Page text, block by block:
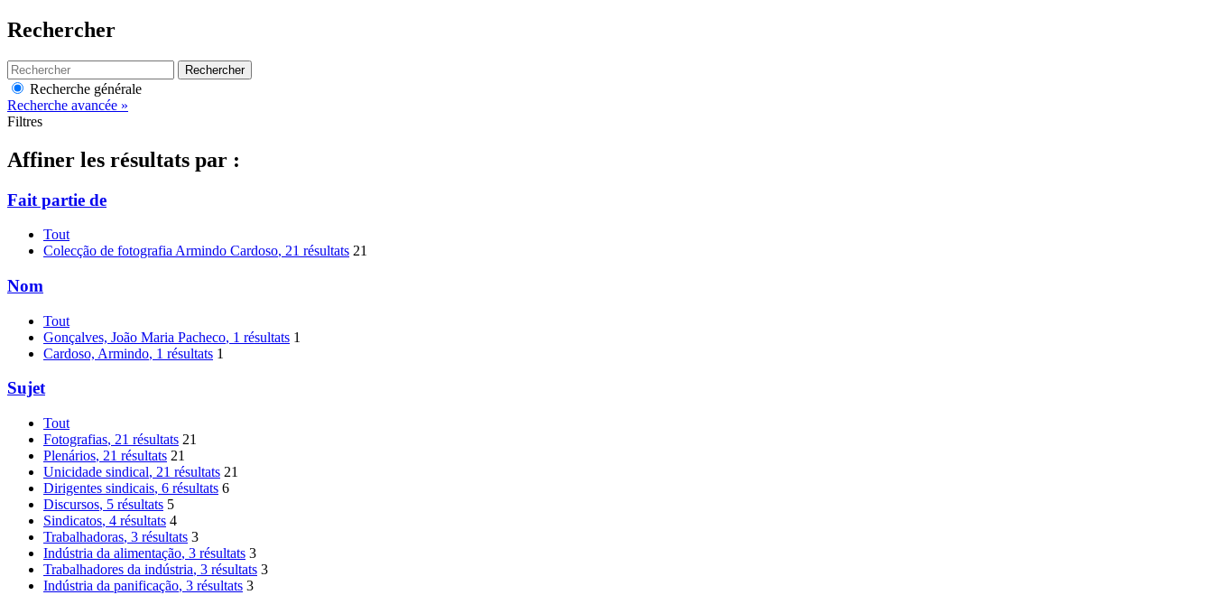
Rechercher
Rechercher
Recherche générale
Recherche avancée »
Filtres
Affiner les résultats par :
Fait partie de
Tout
Colecção de fotografia Armindo Cardoso, 21 résultats 21
Nom
Tout
Gonçalves, João Maria Pacheco, 1 résultats 1
Cardoso, Armindo, 1 résultats 1
Sujet
Tout
Fotografias, 21 résultats 21
Plenários, 21 résultats 21
Unicidade sindical, 21 résultats 21
Dirigentes sindicais, 6 résultats 6
Discursos, 5 résultats 5
Sindicatos, 4 résultats 4
Trabalhadoras, 3 résultats 3
Indústria da alimentação, 3 résultats 3
Trabalhadores da indústria, 3 résultats 3
Indústria da panificação, 3 résultats 3